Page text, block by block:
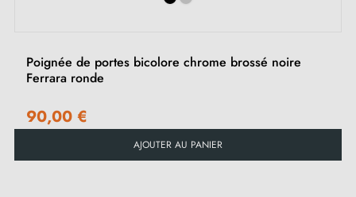
Poignée de portes bicolore chrome brossé noire
Ferrara ronde
90,00 €
AJOUTER AU PANIER